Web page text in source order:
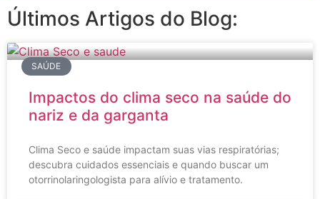
Últimos Artigos do Blog:
SAÚDE
Impactos do clima seco na saúde do
nariz e da garganta
Clima Seco e saúde impactam suas vias respiratórias;
descubra cuidados essenciais e quando buscar um
otorrinolaringologista para alívio e tratamento.